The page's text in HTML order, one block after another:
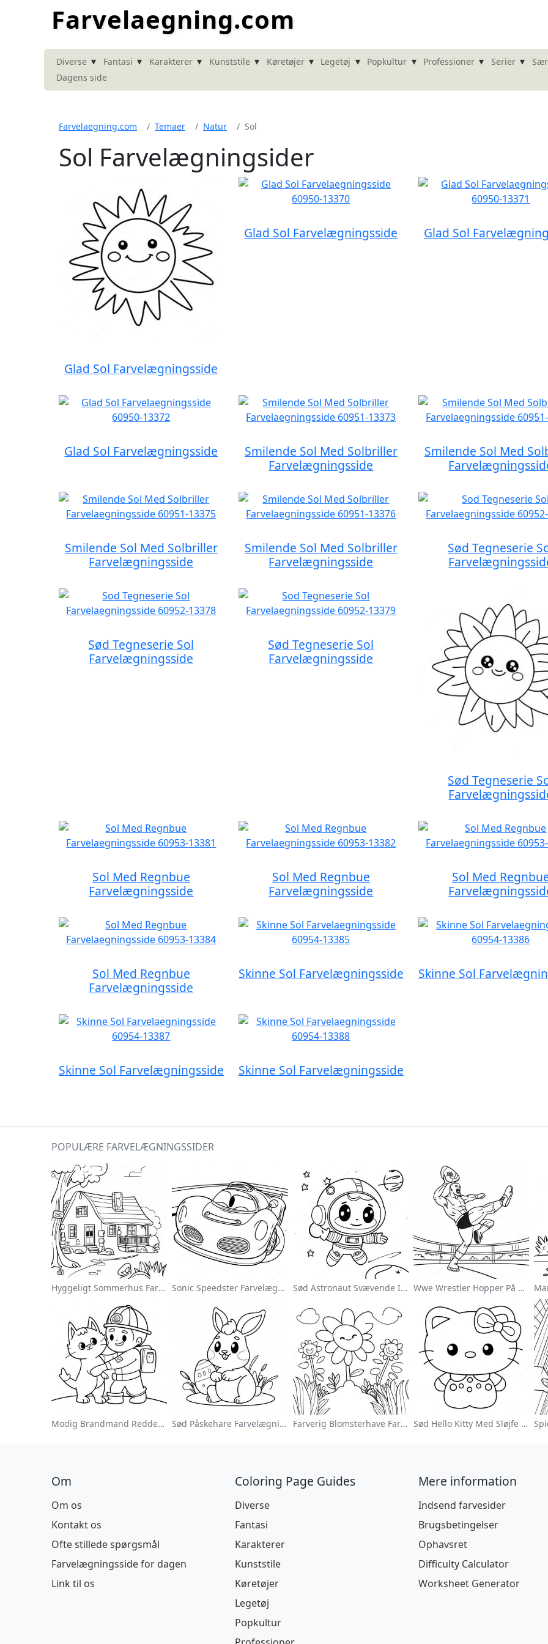
Farvelaegning.com
Diverse ▾ Fantasi ▾ Karakterer ▾ Kunststile ▾ Køretøjer ▾ Legetøj ▾ Popkultur ▾ Professioner ▾ Serier ▾
Dagens side
Farvelaegning.com Temaer Natur Sol
Sol Farvelægningsider
Glad Sol Farvelægningsside
Glad Sol Farvelægningsside Glad Sol
Glad Sol Farvelægningsside
Smilende Sol Med Solbriller
Farvelægningsside
Smilende Sol Med
Smilende Sol Med Solbriller
Farvelægningsside
Smilende Sol Med Solbriller
Farvelægningsside
Sød Tegneserie
Sød Tegneserie Sol
Farvelægningsside
Sød Tegneserie Sol
Farvelægningsside
Sød Tegneserie
Sol Med Regnbue
Farvelægningsside
Sol Med Regnbue
Farvelægningsside
Sol Med
Sol Med Regnbue
Farvelægningsside
Skinne Sol Farvelægningsside Skinne Sol
Skinne Sol Farvelægningsside Skinne Sol Farvelægningsside
POPULÆRE FARVELÆGNINGSSIDER
Hyggeligt Sommerhus Farvelægningsside Sonic Speedster Farvelægningsside Sød Astronaut Svævende I Rummet Farvelægningsside Wwe Wrestler Hopper På Modstander Farvelægningsside
Modig Brandmand Redder En Kat Farvelægningsside Sød Påskehare Farvelægningsside Farverig Blomsterhave Farvelægningsside Sød Hello Kitty Med Sløjfe Farvelægningsside
Om
Om os
Kontakt os
Ofte stillede spørgsmål
Farvelægningsside for dagen
Link til os
Coloring Page Guides
Diverse
Fantasi
Karakterer
Kunststile
Køretøjer
Legetøj
Popkultur
Mere information
Indsend farvesider
Brugsbetingelser
Ophavsret
Difficulty Calculator
Worksheet Generator